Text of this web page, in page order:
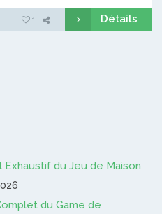
1 Détails
du Jeu de Maison
du Game de